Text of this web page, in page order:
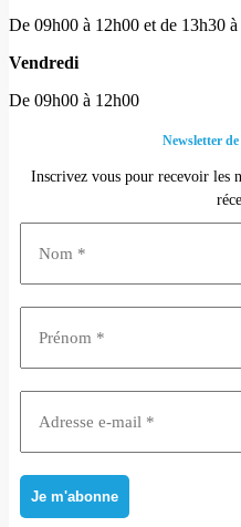
De 09h00 à 12h00 et de 13h30
Vendredi
De 09h00 à 12h00
Newsletter
Inscrivez vous pour recevoir les